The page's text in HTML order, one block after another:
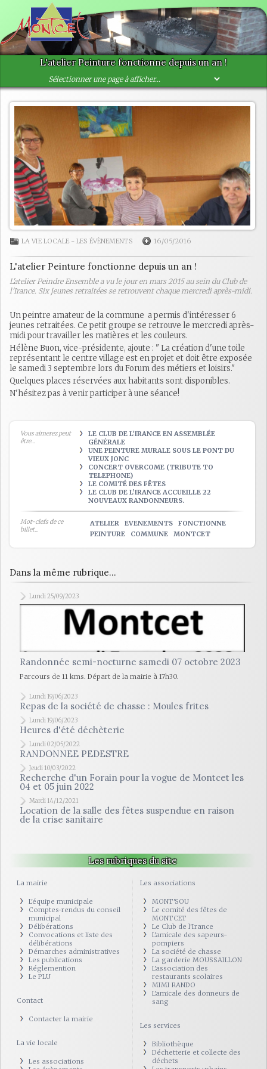
L'atelier Peinture fonctionne depuis un an !
LA VIE LOCALE - LES ÉVÈNEMENTS 16/05/2016
L'atelier Peinture fonctionne depuis un an !
L'atelier Peindre Ensemble a vu le jour en mars 2015 au sein du Club de
l'Irance. Six jeunes retraitées se retrouvent chaque mercredi après-midi.
Un peintre amateur de la commune a permis d'intéresser 6
jeunes retraitées. Ce petit groupe se retrouve le mercredi après-
midi pour travailler les matières et les couleurs.
Hélène Buon, vice-présidente, ajoute : " La création d'une toile
représentant le centre village est en projet et doit être exposée
le samedi 3 septembre lors du Forum des métiers et loisirs."
Quelques places réservées aux habitants sont disponibles.
N'hésitez pas à venir participer à une séance!
Vous aimerez peut
être...
LE CLUB DE L'IRANCE EN ASSEMBLÉE
GÉNÉRALE
UNE PEINTURE MURALE SOUS LE PONT DU
VIEUX JONC
CONCERT OVERCOME (TRIBUTE TO
TELEPHONE)
LE COMITÉ DES FÊTES
LE CLUB DE L'IRANCE ACCUEILLE 22
NOUVEAUX RANDONNEURS.
Mot-clefs de ce
billet...
ATELIER EVENEMENTS
FONCTIONNE
PEINTURE
COMMUNE MONTCET
Dans la même rubrique...
Lundi 25/09/2023
Randonnée semi-nocturne samedi 07 octobre 2023
Parcours de 11 kms. Départ de la mairie à 17h30.
Lundi 19/06/2023
Repas de la société de chasse : Moules frites
Lundi 19/06/2023
Heures d'été déchèterie
Lundi 02/05/2022
RANDONNEE PEDESTRE
Jeudi 10/03/2022
Recherche d'un Forain pour la vogue de Montcet les
04 et 05 juin 2022
Mardi 14/12/2021
Location de la salle des fêtes suspendue en raison
de la crise sanitaire
Les rubriques du site
La mairie
L'équipe municipale
Comptes-rendus du conseil
municipal
Délibérations
Convocations et liste des
délibérations
Démarches administratives
Les publications
Réglemention
Le PLU
Contact
Contacter la mairie
La vie locale
Les associations
Les associations
MONT'SOU
Le comité des fêtes de
MONTCET
Le Club de l'Irance
L'amicale des sapeurs-
pompiers
La société de chasse
La garderie MOUSSAILLON
L'association des
restaurants scolaires
MIMI RANDO
L'amicale des donneurs de
sang
Les services
Bibliothèque
Déchetterie et collecte des
déchets